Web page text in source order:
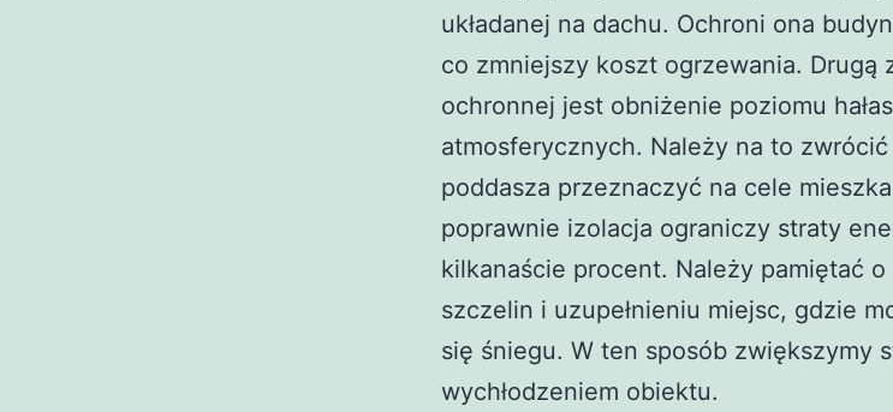
układanej na dachu. Ochroni ona
co zmniejszy koszt ogrzewania. Drugą
ochronnej jest obniżenie poziomu
atmosferycznych. Należy na to
poddasza przeznaczyć na cele
poprawnie izolacja ograniczy straty
kilkanaście procent. Należy pamiętać
szczelin i uzupełnieniu miejsc, gdzie
się śniegu. W ten sposób zwiększymy
wychłodzeniem obiektu.